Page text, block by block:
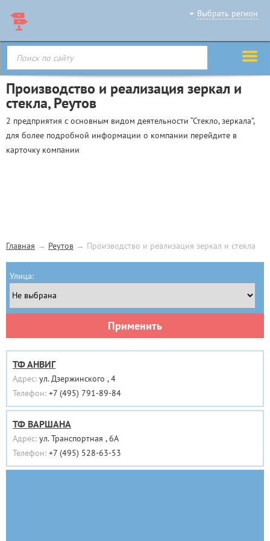
Выбрать регион
Производство и реализация зеркал и
стекла, Реутов
2 предприятия с основным видом деятельности “Стекло, зеркала”,
для более подробной информации о компании перейдите в
карточку компании
Главная → Реутов → Производство и реализация зеркал и стекла
Улица:
Применить
ТФ АНВИГ
Адрес: ул. Дзержинского , 4
Телефон: +7 (495) 791-89-84
ТФ ВАРШАНА
Адрес: ул. Транспортная , 6А
Телефон: +7 (495) 528-63-53